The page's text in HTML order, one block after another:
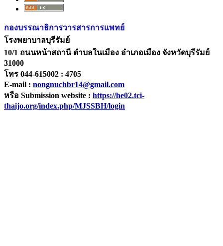
กองบรรณาธิการวารสารการแพทย์
โรงพยาบาลบุรีรัมย์
10/1 ถนนหน้าสถานี ตำบลในเมือง อำเภอเมือง จังหวัดบุรีรัมย์
31000
โทร 044-615002 : 4705
E-mail : nongnuchbr14@gmail.com
หรือ Submission website : https://he02.tci-
thaijo.org/index.php/MJSSBH/login